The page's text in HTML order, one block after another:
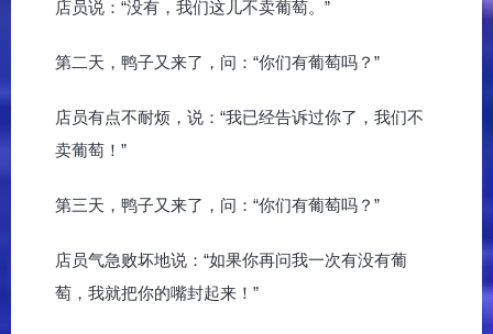
店员说：“没有，我们这儿不卖葡萄。”
第二天，鸭子又来了，问：“你们有葡萄吗？”
店员有点不耐烦，说：“我已经告诉过你了，我们不
卖葡萄！”
第三天，鸭子又来了，问：“你们有葡萄吗？”
店员气急败坏地说：“如果你再问我一次有没有葡
萄，我就把你的嘴封起来！”